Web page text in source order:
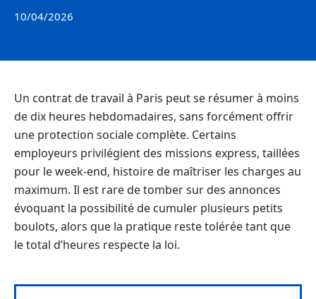
10/04/2026
Un contrat de travail à Paris peut se résumer à moins
de dix heures hebdomadaires, sans forcément offrir
une protection sociale complète. Certains
employeurs privilégient des missions express, taillées
pour le week-end, histoire de maîtriser les charges au
maximum. Il est rare de tomber sur des annonces
évoquant la possibilité de cumuler plusieurs petits
boulots, alors que la pratique reste tolérée tant que
le total d’heures respecte la loi.